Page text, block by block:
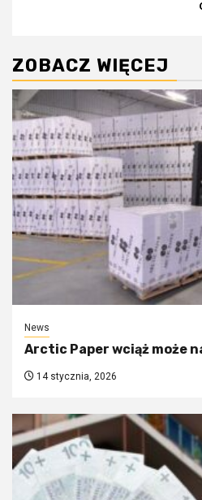
ZOBACZ WIĘCEJ
News
Arctic Paper wciąż może
14 stycznia, 2026